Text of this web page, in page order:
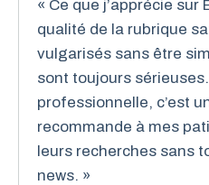
« Ce que j’apprécie sur
qualité de la rubrique
vulgarisés sans être
sont toujours
professionnelle, c’est
recommande à mes
leurs recherches sans
news. »